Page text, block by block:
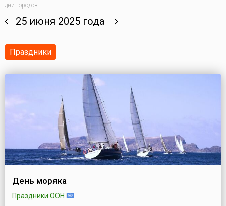
дни городов
25 июня 2025 года
Праздники
День моряка
Праздники ООН